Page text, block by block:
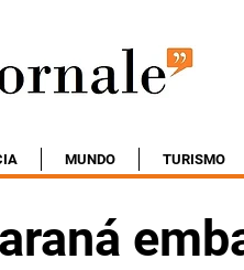
MUNDO TURISMO